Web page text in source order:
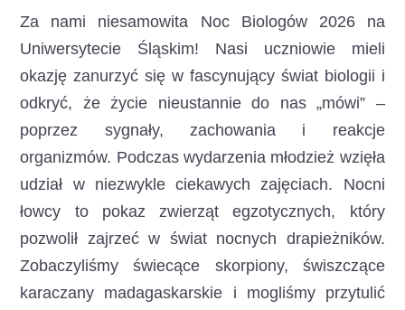
Za nami niesamowita Noc Biologów 2026 na
Uniwersytecie Śląskim! Nasi uczniowie mieli
okazję zanurzyć się w fascynujący świat biologii i
odkryć, że życie nieustannie do nas „mówi” –
poprzez sygnały, zachowania i reakcje
organizmów. Podczas wydarzenia młodzież wzięła
udział w niezwykle ciekawych zajęciach. Nocni
łowcy to pokaz zwierząt egzotycznych, który
pozwolił zajrzeć w świat nocnych drapieżników.
Zobaczyliśmy świecące skorpiony, świszczące
karaczany madagaskarskie i mogliśmy przytulić